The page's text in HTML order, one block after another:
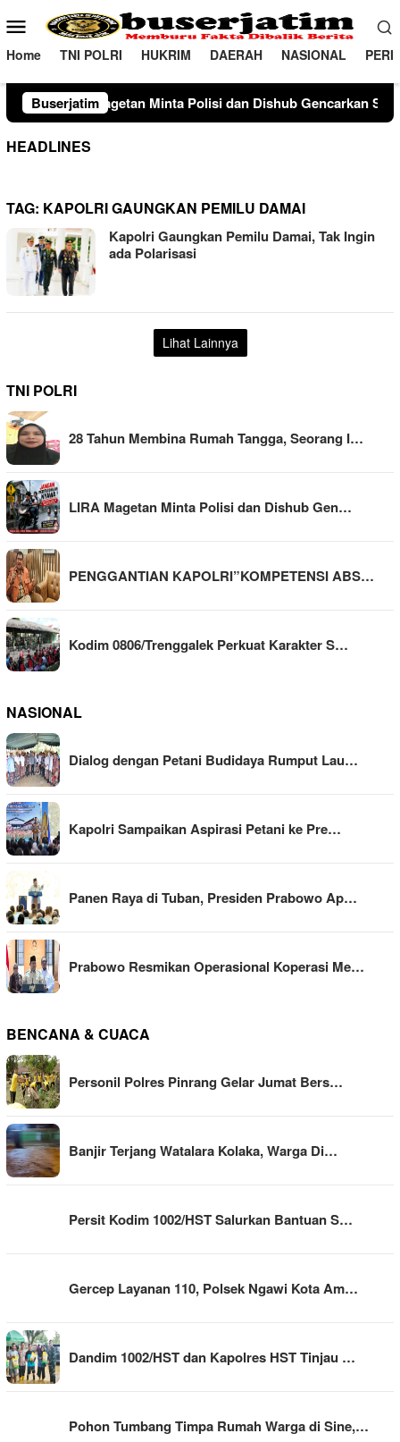
ke
konten
Menu
Mobile
Home TNI POLRI HUKRIM DAERAH NASIONAL
Buserjatim
Minta Polisi dan Dishub Gencarkan Sosialisasi Edukasi
HEADLINES
TAG: KAPOLRI GAUNGKAN PEMILU DAMAI
Kapolri Gaungkan Pemilu Damai, Tak Ingin
ada Polarisasi
Lihat Lainnya
TNI POLRI
28 Tahun Membina Rumah Tangga, Seorang I…
LIRA Magetan Minta Polisi dan Dishub Gen…
PENGGANTIAN KAPOLRI”KOMPETENSI ABS…
Kodim 0806/Trenggalek Perkuat Karakter S…
NASIONAL
Dialog dengan Petani Budidaya Rumput Lau…
Kapolri Sampaikan Aspirasi Petani ke Pre…
Panen Raya di Tuban, Presiden Prabowo Ap…
Prabowo Resmikan Operasional Koperasi Me…
BENCANA & CUACA
Personil Polres Pinrang Gelar Jumat Bers…
Banjir Terjang Watalara Kolaka, Warga Di…
Persit Kodim 1002/HST Salurkan Bantuan S…
Gercep Layanan 110, Polsek Ngawi Kota Am…
Dandim 1002/HST dan Kapolres HST Tinjau …
Pohon Tumbang Timpa Rumah Warga di Sine,…